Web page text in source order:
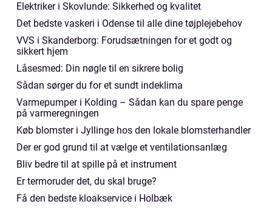
Elektriker i Skovlunde: Sikkerhed og kvalitet
Det bedste vaskeri i Odense til alle dine tøjplejebehov
VVS i Skanderborg: Forudsætningen for et godt og
sikkert hjem
Låsesmed: Din nøgle til en sikrere bolig
Sådan sørger du for et sundt indeklima
Varmepumper i Kolding – Sådan kan du spare penge
på varmeregningen
Køb blomster i Jyllinge hos den lokale blomsterhandler
Der er god grund til at vælge et ventilationsanlæg
Bliv bedre til at spille på et instrument
Er termoruder det, du skal bruge?
Få den bedste kloakservice i Holbæk